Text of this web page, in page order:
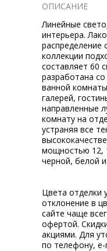
ОПИСАНИЕ
Линейные
интерьера.
распределение
коллекции
составляет 60
разработана
ванной
галерей,
направленные
комнату на
устраняя все
мощностью 12,
черной, белой
Цвета отделки
отклонение в
сайте чаще
офертой.
акциями. Для
по телефону, e-